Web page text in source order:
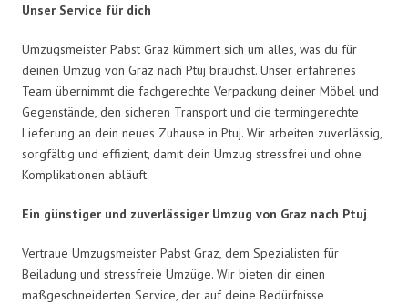
Unser Service für dich
Umzugsmeister Pabst Graz kümmert sich um alles, was du für
deinen Umzug von Graz nach Ptuj brauchst. Unser erfahrenes
Team übernimmt die fachgerechte Verpackung deiner Möbel und
Gegenstände, den sicheren Transport und die termingerechte
Lieferung an dein neues Zuhause in Ptuj. Wir arbeiten zuverlässig,
sorgfältig und effizient, damit dein Umzug stressfrei und ohne
Komplikationen abläuft.
Ein günstiger und zuverlässiger Umzug von Graz nach Ptuj
Vertraue Umzugsmeister Pabst Graz, dem Spezialisten für
Beiladung und stressfreie Umzüge. Wir bieten dir einen
maßgeschneiderten Service, der auf deine Bedürfnisse